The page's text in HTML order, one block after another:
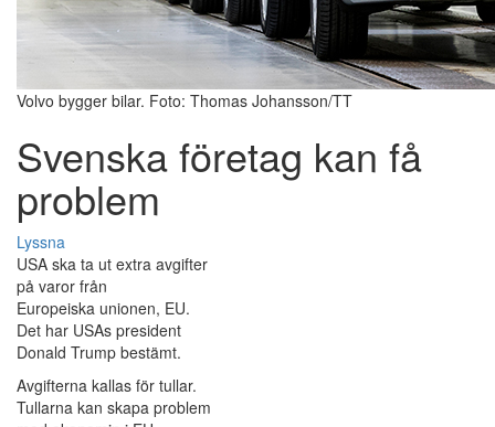
Volvo bygger bilar. Foto: Thomas Johansson/TT
Svenska företag kan få
problem
Lyssna
USA ska ta ut extra avgifter
på varor från
Europeiska unionen, EU.
Det har USAs president
Donald Trump bestämt.
Avgifterna kallas för tullar.
Tullarna kan skapa problem